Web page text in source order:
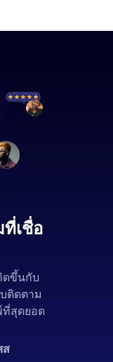
เชื่อ
ดขึ้นกับ
ติดตาม
ที่สุดยอด
ส